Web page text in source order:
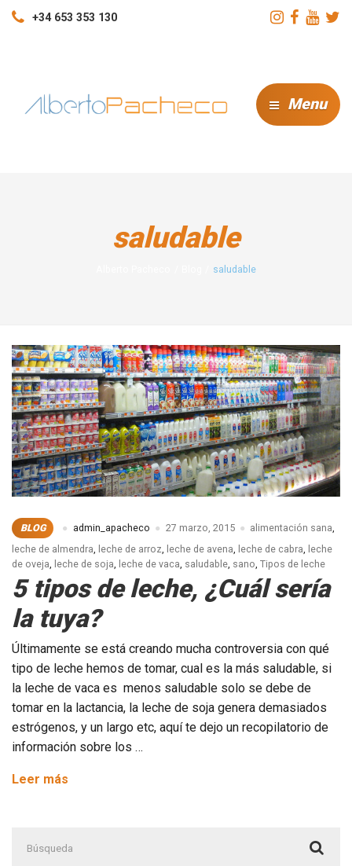
+34 653 353 130
Menu
saludable
saludable
BLOG admin_apacheco 27 marzo, 2015 alimentación sana,
leche de almendra, leche de arroz, leche de avena, leche de cabra, leche
de oveja, leche de soja, leche de vaca, saludable, sano, Tipos de leche
5 tipos de leche, ¿Cuál sería
la tuya?
Últimamente se está creando mucha controversia con qué
tipo de leche hemos de tomar, cual es la más saludable, si
la leche de vaca es menos saludable solo se debe de
tomar en la lactancia, la leche de soja genera demasiados
estrógenos, y un largo etc, aquí te dejo un recopilatorio de
información sobre los …
Leer más
¿Cuál